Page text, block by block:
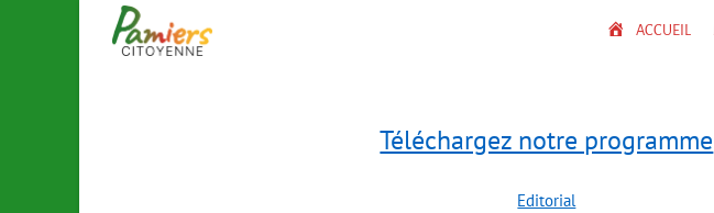
ACCUEIL
Téléchargez notre programme
Editorial